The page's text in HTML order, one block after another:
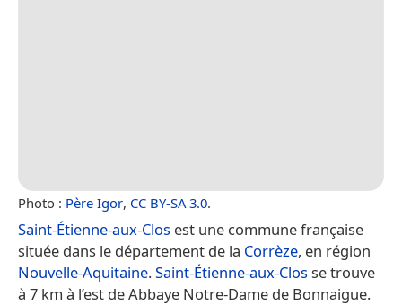
Photo : Père Igor, CC BY-SA 3.0.
Saint-Étienne-aux-Clos est une commune française
située dans le département de la Corrèze, en région
Nouvelle-Aquitaine.Saint-Étienne-aux-Closse trouve
à 7 km à l’est de Abbaye Notre-Dame de Bonnaigue.